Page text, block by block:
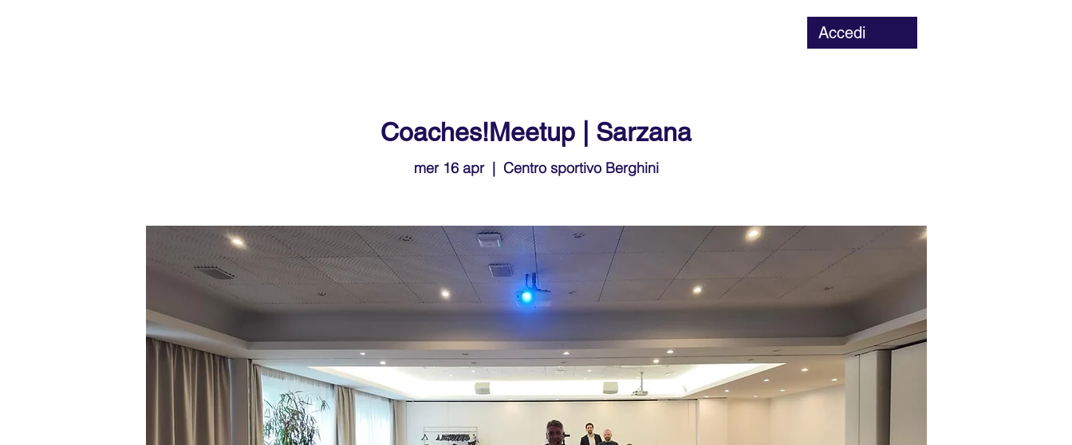
Accedi
Coaches!Meetup | Sarzana
mer 16 apr
  |
Centro sportivo Berghini